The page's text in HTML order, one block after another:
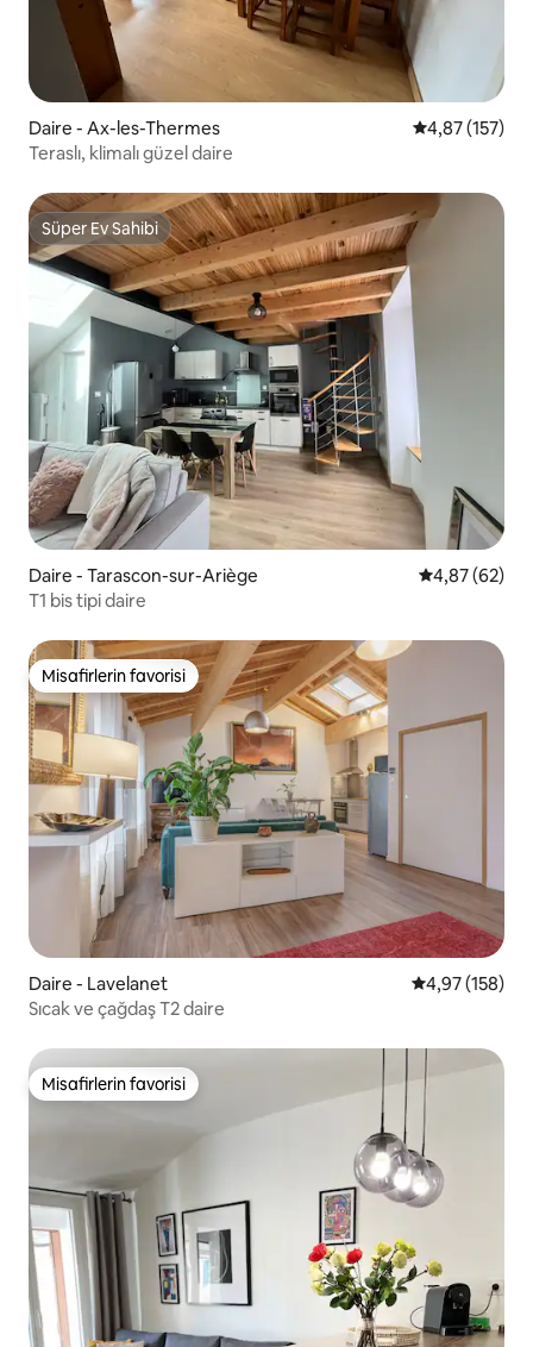
Daire - Ax-les-Thermes 5 üzerinden
4,87 (157)
Teraslı, klimalı güzel daire
Süper Ev Sahibi
Süper Ev Sahibi
Daire - Tarascon-sur-Ariège 5 üzerinden
4,87 (62)
T1 bis tipi daire
Misafirlerin favorisi
Misafirlerin favorisi
Daire - Lavelanet 5 üzerinden
4,97 (158)
Sıcak ve çağdaş T2 daire
Misafirlerin favorisi
Misafirlerin favorisi